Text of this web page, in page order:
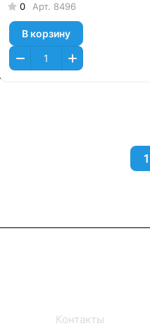
0 Арт. 8496
В корзину
1
Контакты